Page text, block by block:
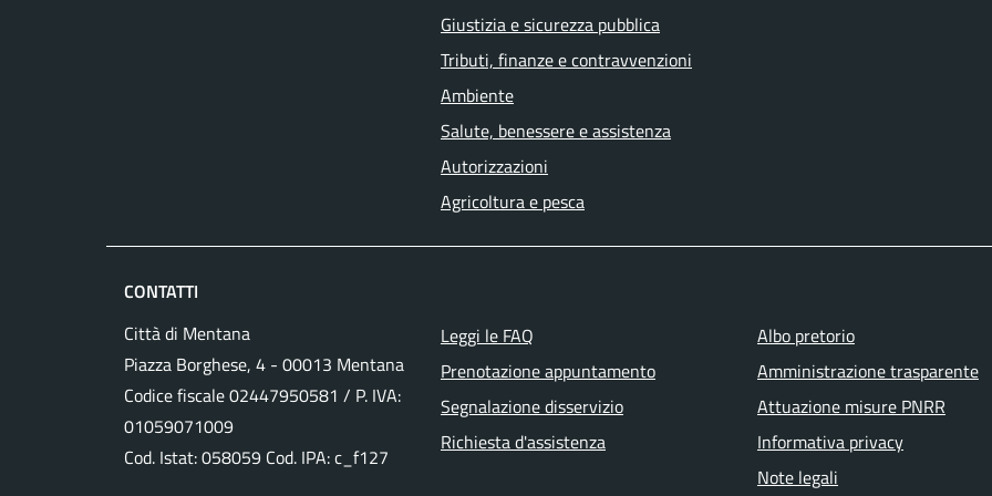
Giustizia e sicurezza pubblica
Tributi, finanze e contravvenzioni
Ambiente
Salute, benessere e assistenza
Autorizzazioni
Agricoltura e pesca
CONTATTI
Città di Mentana
Piazza Borghese, 4 - 00013 Mentana
Codice fiscale02447950581 / P. IVA:
01059071009
Cod. Istat: 058059 Cod. IPA: c_f127
Leggi le FAQ
Prenotazione appuntamento
Segnalazione disservizio
Richiesta d'assistenza
Albo pretorio
Amministrazione trasparente
Attuazione misure PNRR
Informativa privacy
Note legali